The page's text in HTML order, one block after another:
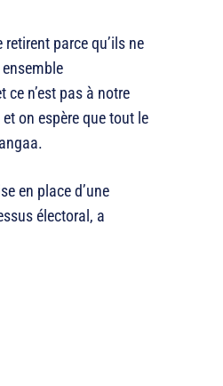
parce qu’ils ne
n’est pas à notre
on espère que tout le
en place d’une
électoral, a